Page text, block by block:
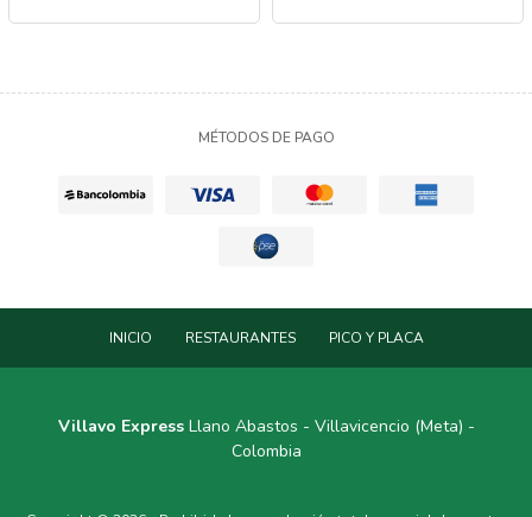
MÉTODOS DE PAGO
INICIO RESTAURANTES PICO Y PLACA
Villavo ExpressLlano Abastos - Villavicencio (Meta) -
Colombia